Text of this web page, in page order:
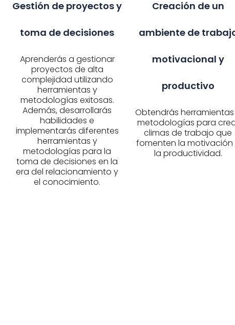
Gestión de proyectos y
toma de decisiones
Aprenderás a gestionar
proyectos de alta
complejidad utilizando
herramientas y
metodologías exitosas.
Además, desarrollarás
habilidades e
implementarás diferentes
herramientas y
metodologías para la
toma de decisiones en la
era del relacionamiento y
el conocimiento.
Creación de un
ambiente de
motivacional y
productivo
Obtendrás
metodologías para
climas de trabajo que
fomenten la motivación
la productividad.